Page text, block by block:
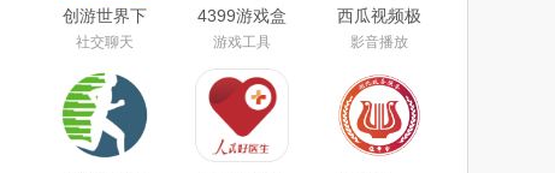
创游世界下
载安装正版
2025最新手
机版
社交聊天
4399游戏盒
app2025最
新版
游戏工具
西瓜视频极
速版红包版
2025最新手
机版
影音播放